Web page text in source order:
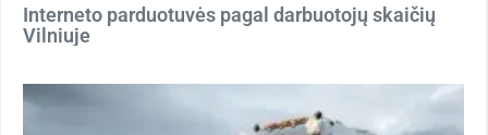
Interneto parduotuvės pagal darbuotojų skaičių
Vilniuje